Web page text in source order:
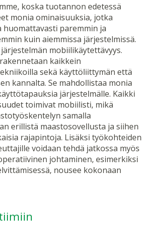
koska tuotannon edetessä
monia ominaisuuksia, jotka
paremmin ja
kuin aiemmissa järjestelmissä.
mobiilikäytettävyys.
kaikkein
sekä käyttöliittymän että
kannalta. Se mahdollistaa monia
järjestelmälle. Kaikki
toimivat mobiilisti, mikä
samalla
erillistä maastosovellusta ja siihen
rajapintoja. Lisäksi työkohteiden
voidaan tehdä jatkossa myös
johtaminen, esimerkiksi
nousee kokonaan